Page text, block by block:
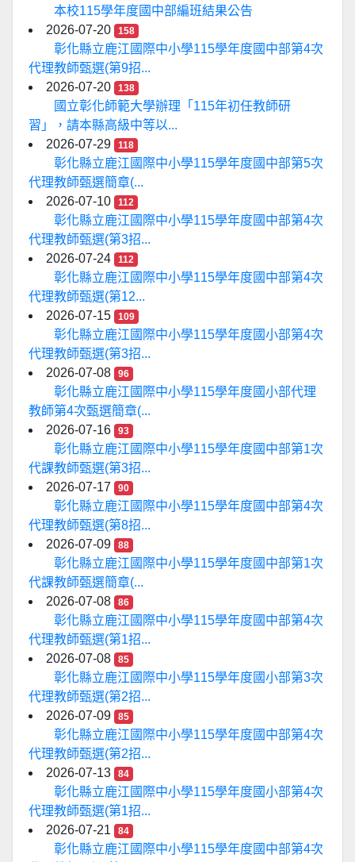
本校115學年度國中部編班結果公告
2026-07-20
158
彰化縣立鹿江國際中小學115學年度國中部第4次
代理教師甄選(第9招...
2026-07-20
138
國立彰化師範大學辦理「115年初任教師研
習」，請本縣高級中等以...
2026-07-29
118
彰化縣立鹿江國際中小學115學年度國中部第5次
代理教師甄選簡章(...
2026-07-10
112
彰化縣立鹿江國際中小學115學年度國中部第4次
代理教師甄選(第3招...
2026-07-24
112
彰化縣立鹿江國際中小學115學年度國中部第4次
代理教師甄選(第12...
2026-07-15
109
彰化縣立鹿江國際中小學115學年度國小部第4次
代理教師甄選(第3招...
2026-07-08
96
彰化縣立鹿江國際中小學115學年度國小部代理
教師第4次甄選簡章(...
2026-07-16
93
彰化縣立鹿江國際中小學115學年度國中部第1次
代課教師甄選(第3招...
2026-07-17
90
彰化縣立鹿江國際中小學115學年度國中部第4次
代理教師甄選(第8招...
2026-07-09
88
彰化縣立鹿江國際中小學115學年度國中部第1次
代課教師甄選簡章(...
2026-07-08
86
彰化縣立鹿江國際中小學115學年度國中部第4次
代理教師甄選(第1招...
2026-07-08
85
彰化縣立鹿江國際中小學115學年度國小部第3次
代理教師甄選(第2招...
2026-07-09
85
彰化縣立鹿江國際中小學115學年度國中部第4次
代理教師甄選(第2招...
2026-07-13
84
彰化縣立鹿江國際中小學115學年度國小部第4次
代理教師甄選(第1招...
2026-07-21
84
彰化縣立鹿江國際中小學115學年度國中部第4次